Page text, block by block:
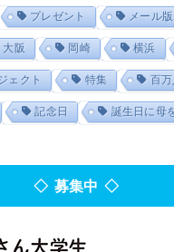
プレゼント メール版
大阪 岡崎 横浜
ェクト 特集 百
記念日 誕生日に母
◇ 募集中 ◇